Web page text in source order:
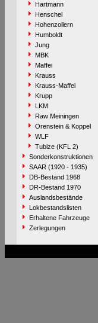
Hartmann
Henschel
Hohenzollern
Humboldt
Jung
MBK
Maffei
Krauss
Krauss-Maffei
Krupp
LKM
Raw Meiningen
Orenstein & Koppel
WLF
Tubize (KFL 2)
Sonderkonstruktionen
SAAR (1920 - 1935)
DB-Bestand 1968
DR-Bestand 1970
Auslandsbestände
Lokbestandslisten
Erhaltene Fahrzeuge
Zerlegungen